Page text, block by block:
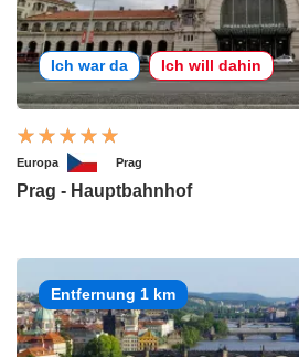
Ich war da Ich will dahin
Europa Prag
Prag - Hauptbahnhof
Entfernung 1 km